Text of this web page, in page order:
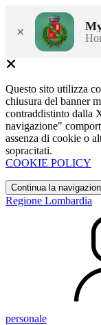
×
Questo sito utilizza
chiusura del banner
contraddistinto dalla
navigazione"
assenza di cookie o
sopracitati.
COOKIE POLICY
Continua la
Regione Lombardia
personale